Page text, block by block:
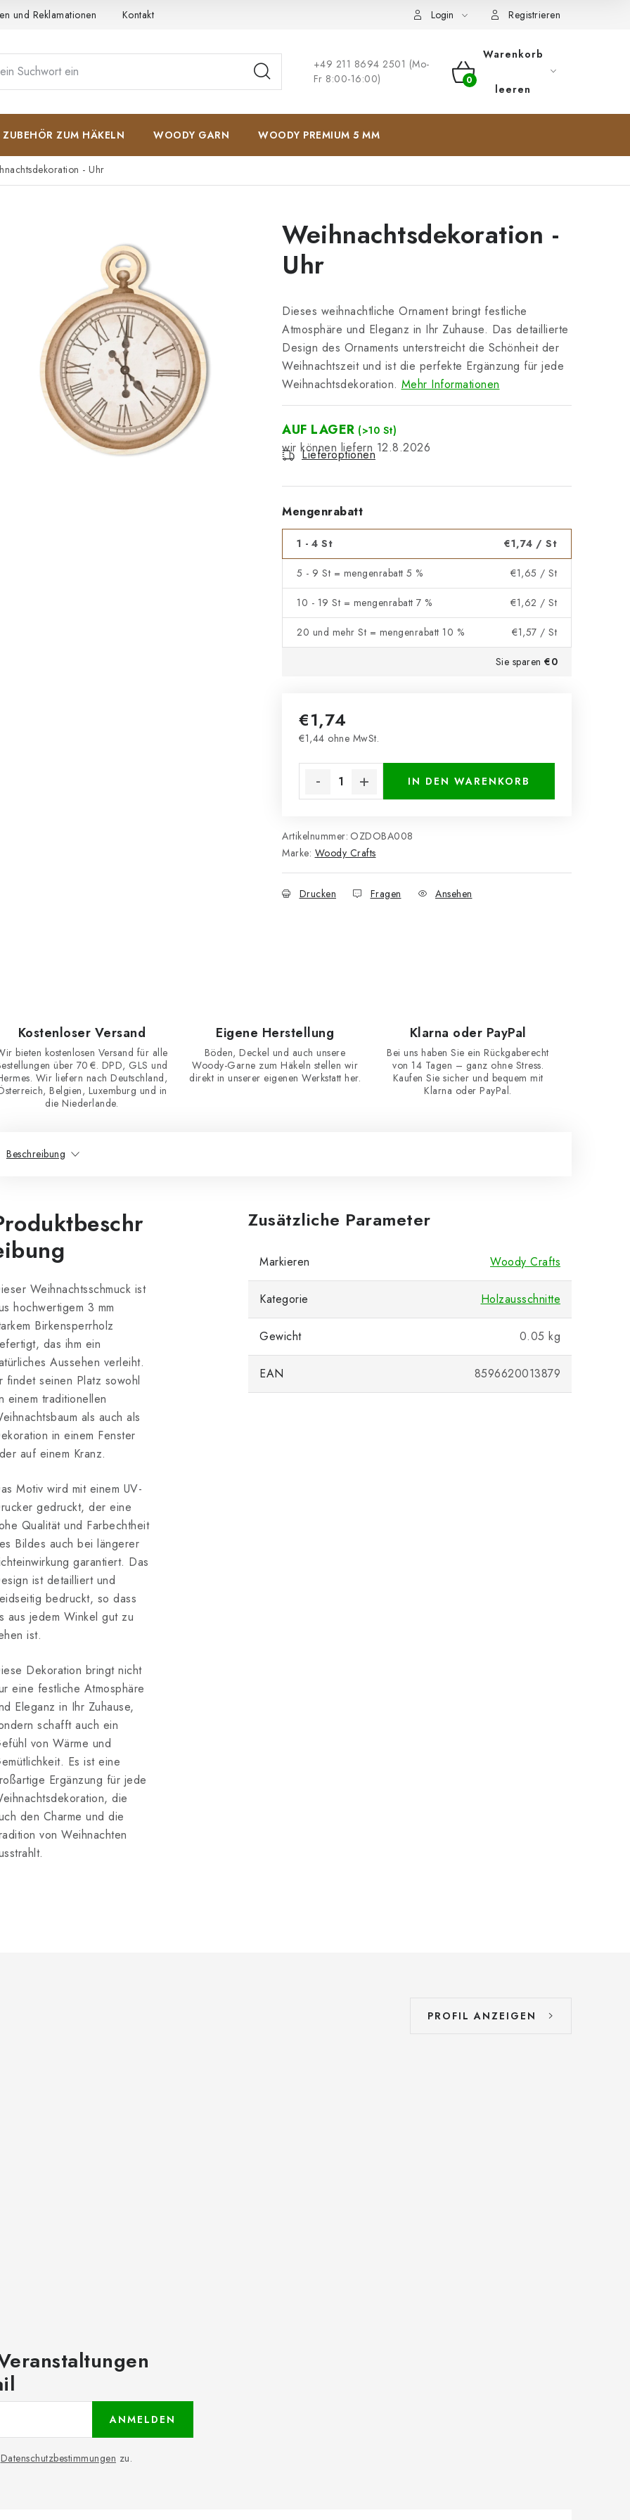
und Reklamationen Kontakt Login Registrieren
+49 211 8694 2501 (Mo-
Fr 8:00-16:00)
WARENKORB
Warenkorb
leeren
ZUBEHÖR ZUM HÄKELN WOODY GARN WOODY PREMIUM 5 MM
- Uhr
Weihnachtsdekoration -
Uhr
Dieses weihnachtliche Ornament bringt festliche
Atmosphäre und Eleganz in Ihr Zuhause. Das detaillierte
Design des Ornaments unterstreicht die Schönheit der
Weihnachtszeit und ist die perfekte Ergänzung für jede
Weihnachtsdekoration. Mehr Informationen
AUF LAGER (>10 St)
12.8.2026
Lieferoptionen
Mengenrabatt
1 - 4 St €1,74 / St
5 - 9 St = mengenrabatt 5 % €1,65 / St
10 - 19 St = mengenrabatt 7 % €1,62 / St
20 und mehr St = mengenrabatt 10 % €1,57 / St
Sie sparen €0
€1,74
€1,44 ohne MwSt.
IN DEN WARENKORB
Artikelnummer: OZDOBA008
Marke: Woody Crafts
Drucken Fragen Ansehen
Kostenloser Versand
bieten kostenlosen Versand für alle
über 70 €. DPD, GLS und
Wir liefern nach Deutschland,
Belgien, Luxemburg und in
die Niederlande.
Eigene Herstellung
Böden, Deckel und auch unsere
Woody-Garne zum Häkeln stellen wir
direkt in unserer eigenen Werkstatt her.
Klarna oder PayPal
Bei uns haben Sie ein Rückgaberecht
von 14 Tagen – ganz ohne Stress.
Kaufen Sie sicher und bequem mit
Klarna oder PayPal.
Beschreibung
Weihnachtsschmuck ist
hochwertigem 3 mm
Birkensperrholz
das ihm ein
Aussehen verleiht.
findet seinen Platz sowohl
einem traditionellen
als auch als
in einem Fenster
auf einem Kranz.
Motiv wird mit einem UV-
gedruckt, der eine
Qualität und Farbechtheit
Bildes auch bei längerer
garantiert. Das
ist detailliert und
bedruckt, so dass
aus jedem Winkel gut zu
ist.
Dekoration bringt nicht
eine festliche Atmosphäre
Eleganz in Ihr Zuhause,
schafft auch ein
von Wärme und
Es ist eine
Ergänzung für jede
die
den Charme und die
von Weihnachten
Zusätzliche Parameter
Markieren Woody Crafts
Kategorie Holzausschnitte
Gewicht 0.05 kg
EAN 8596620013879
PROFIL ANZEIGEN
Datenschutzbestimmungen zu.
ANMELDEN